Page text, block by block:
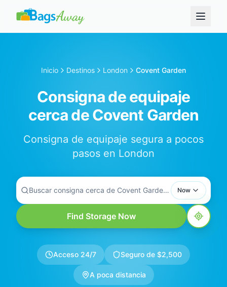
Inicio Destinos London Covent Garden
Consigna de equipaje
cerca de Covent Garden
Consigna de equipaje segura a pocos
pasos en London
Buscar consigna cerca de Covent Garden... Now
Find Storage Now
Acceso 24/7 Seguro de $2,500
A poca distancia